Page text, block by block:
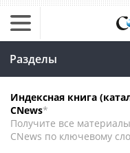
Разделы
Индексная книга
CNews*
Получите все материалы
CNews по ключевому